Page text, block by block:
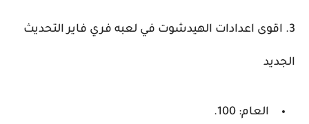
اعدادات الهيدشوت في لعبه فري فاير التحديث
العام: 100.